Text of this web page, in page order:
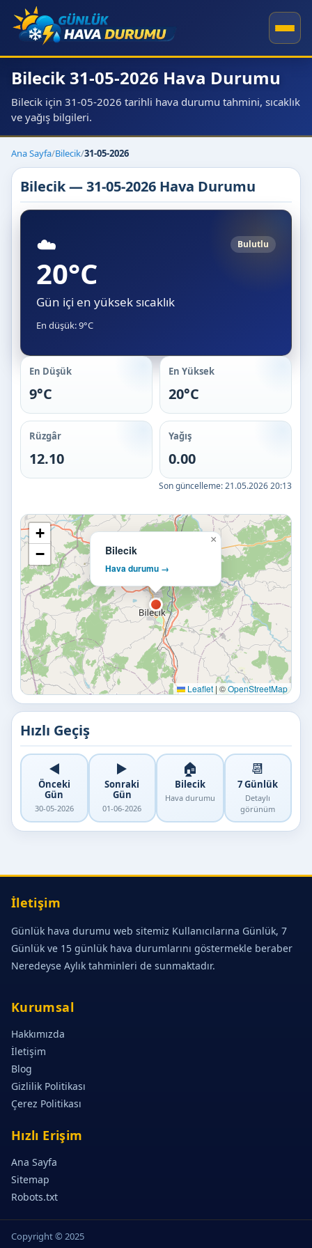
Bilecik 31-05-2026 Hava Durumu
Bilecik için 31-05-2026 tarihli hava durumu tahmini, sıcaklık
ve yağış bilgileri.
Ana Sayfa/Bilecik/31-05-2026
Bilecik — 31-05-2026 Hava Durumu
☁️ Bulutlu
20°C
Gün içi en yüksek sıcaklık
En düşük: 9°C
En Düşük
9°C
En Yüksek
20°C
Rüzgâr
12.10
Yağış
0.00
Son güncelleme:21.05.2026 20:13
Bilecik
Hava durumu →
×
+
−
Leaflet | ©OpenStreetMap
Hızlı Geçiş
◀️
Önceki
Gün
30-05-2026
▶️
Sonraki
Gün
01-06-2026
🏠
Bilecik
Hava durumu
📆
7 Günlük
Detaylı
görünüm
İletişim
Günlük hava durumu web sitemiz Kullanıcılarına Günlük, 7
Günlük ve 15 günlük hava durumlarını göstermekle beraber
Neredeyse Aylık tahminleri de sunmaktadır.
Kurumsal
Hakkımızda
İletişim
Blog
Gizlilik Politikası
Çerez Politikası
Hızlı Erişim
Ana Sayfa
Sitemap
Robots.txt
Copyright © 2025